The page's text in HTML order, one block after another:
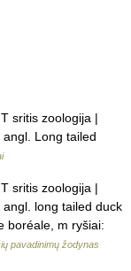
sritis zoologija |
Long tailed
sritis zoologija |
long tailed duck
boréale, m ryšiai:
pavadinimų žodynas